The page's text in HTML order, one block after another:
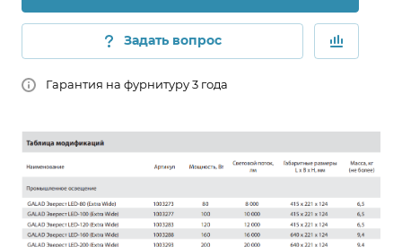
Задать вопрос
Гарантия на фурнитуру 3 года